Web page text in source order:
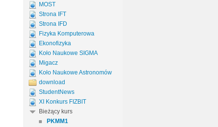
MOST
Strona IFT
Strona IFD
Fizyka Komputerowa
Ekonofizyka
Koło Naukowe SIGMA
Migacz
Koło Naukowe Astronomów
download
StudentNews
XI Konkurs FIZBIT
Bieżący kurs
PKMM1